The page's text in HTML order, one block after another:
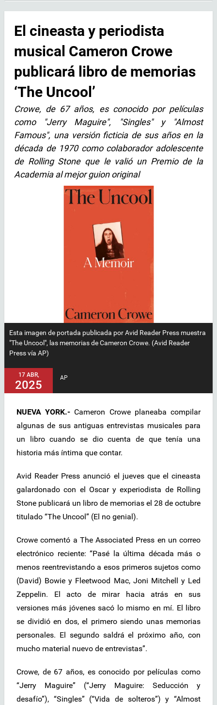
El cineasta y periodista
musical Cameron Crowe
publicará libro de memorias
‘The Uncool’
Crowe, de 67 años, es conocido por películas
como "Jerry Maguire", "Singles" y "Almost
Famous", una versión ficticia de sus años en la
década de 1970 como colaborador adolescente
de Rolling Stone que le valió un Premio de la
Academia al mejor guion original
Esta imagen de portada publicada por Avid Reader Press muestra
"The Uncool", las memorias de Cameron Crowe. (Avid Reader
Press vía AP)
17 ABR,
2025
AP
NUEVA YORK.- Cameron Crowe planeaba compilar
algunas de sus antiguas entrevistas musicales para
un libro cuando se dio cuenta de que tenía una
historia más íntima que contar.
Avid Reader Press anunció el jueves que el cineasta
galardonado con el Oscar y experiodista de Rolling
Stone publicará un libro de memorias el 28 de octubre
titulado “The Uncool” (El no genial).
Crowe comentó a The Associated Press en un correo
electrónico reciente: “Pasé la última década más o
menos reentrevistando a esos primeros sujetos como
(David) Bowie y Fleetwood Mac, Joni Mitchell y Led
Zeppelin. El acto de mirar hacia atrás en sus
versiones más jóvenes sacó lo mismo en mí. El libro
se dividió en dos, el primero siendo unas memorias
personales. El segundo saldrá el próximo año, con
mucho material nuevo de entrevistas”.
Crowe, de 67 años, es conocido por películas como
“Jerry Maguire” (“Jerry Maguire: Seducción y
desafío”), “Singles” (“Vida de solteros”) y “Almost